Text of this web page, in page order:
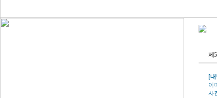
제
[
이
사